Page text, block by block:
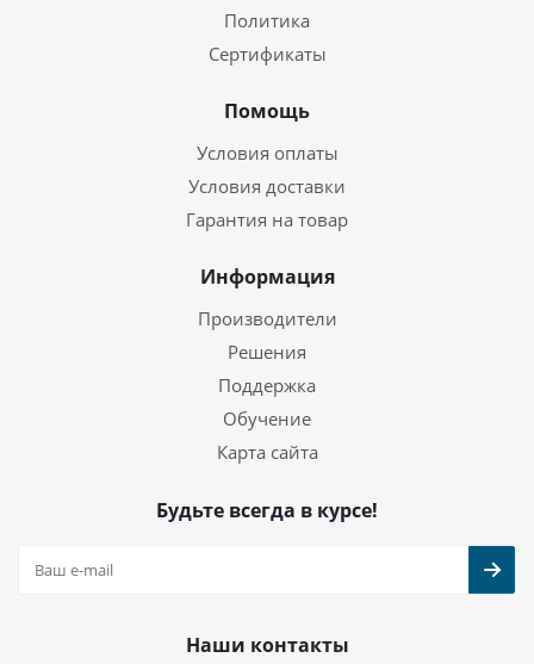
Политика
Сертификаты
Помощь
Условия оплаты
Условия доставки
Гарантия на товар
Информация
Производители
Решения
Поддержка
Обучение
Карта сайта
Будьте всегда в курсе!
Наши контакты